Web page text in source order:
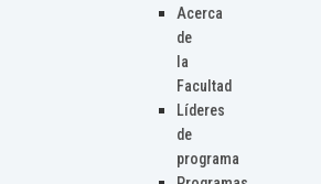
Acerca
de
la
Facultad
Líderes
de
programa